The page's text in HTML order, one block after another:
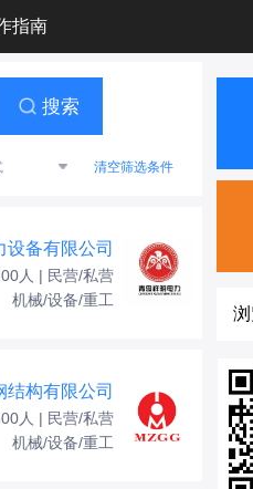
指南
搜索
清空筛选条件
设备有限公司
人 | 民营/私营
机械/设备/重工
结构有限公司
人 | 民营/私营
机械/设备/重工